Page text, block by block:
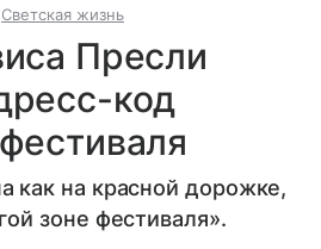
Светская жизнь
Пресли
код
как на красной дорожке,
зоне фестиваля».